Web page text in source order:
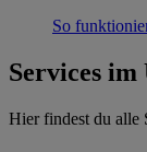
So
Services
Hier findest du alle